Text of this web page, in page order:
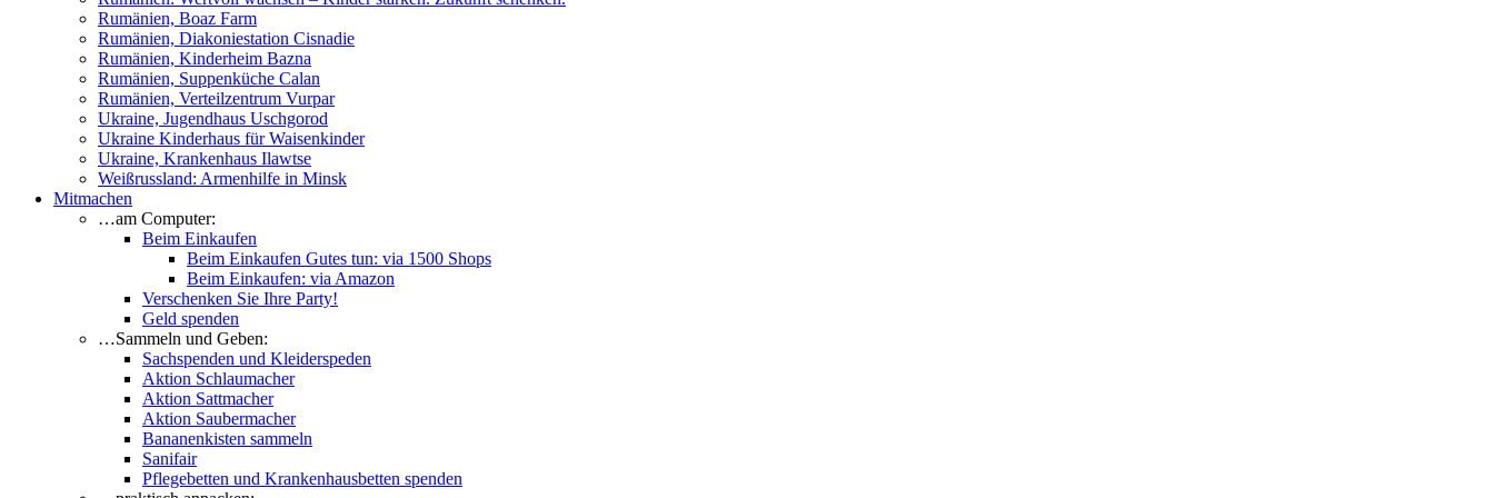
Rumänien, Boaz Farm
Rumänien, Diakoniestation Cisnadie
Rumänien, Kinderheim Bazna
Rumänien, Suppenküche Calan
Rumänien, Verteilzentrum Vurpar
Ukraine, Jugendhaus Uschgorod
Ukraine Kinderhaus für Waisenkinder
Ukraine, Krankenhaus Ilawtse
Weißrussland: Armenhilfe in Minsk
Mitmachen
…am Computer:
Beim Einkaufen
Beim Einkaufen Gutes tun: via 1500 Shops
Beim Einkaufen: via Amazon
Verschenken Sie Ihre Party!
Geld spenden
…Sammeln und Geben:
Sachspenden und Kleiderspeden
Aktion Schlaumacher
Aktion Sattmacher
Aktion Saubermacher
Bananenkisten sammeln
Sanifair
Pflegebetten und Krankenhausbetten spenden